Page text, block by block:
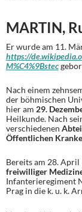
MARTIN,
Er wurde am 11.
https://
M%C4%9Bstec
Nach einem
der böhmischen
hier am 29.
Heilkunde. Nach
verschiedenen
Öffentlichen
Bereits am 28.
freiwilliger
Infanterieregiment
Prag in die k. u. k.